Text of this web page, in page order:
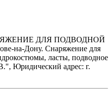
ДЛЯ ПОДВОДНОЙ
на-Дону. Снаряжение для
ласты, подводное
Юридический адрес: г.